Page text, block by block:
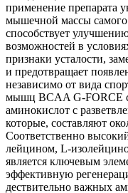
применение препарата
мышечной массы самого
способствует
возможностей в
признаки усталости,
и предотвращает
независимо от вида
мышц BCAA G-FORCE
аминокислот с
которые, составляют
Соответственно
лейцином, L-
является ключевым
эффективную
дествительно важных